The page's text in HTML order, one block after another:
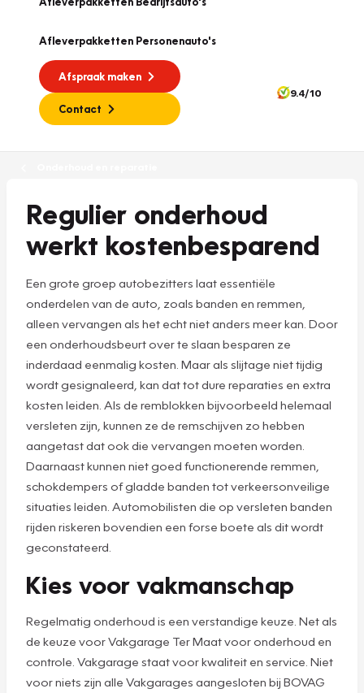
Afleverpakketten Personenauto's
Afspraak maken
Contact
9.4/10
Regulier onderhoud
werkt kostenbesparend
Een grote groep autobezitters laat essentiële
onderdelen van de auto, zoals banden en remmen,
alleen vervangen als het echt niet anders meer kan. Door
een onderhoudsbeurt over te slaan besparen ze
inderdaad eenmalig kosten. Maar als slijtage niet tijdig
wordt gesignaleerd, kan dat tot dure reparaties en extra
kosten leiden. Als de remblokken bijvoorbeeld helemaal
versleten zijn, kunnen ze de remschijven zo hebben
aangetast dat ook die vervangen moeten worden.
Daarnaast kunnen niet goed functionerende remmen,
schokdempers of gladde banden tot verkeersonveilige
situaties leiden. Automobilisten die op versleten banden
rijden riskeren bovendien een forse boete als dit wordt
geconstateerd.
Kies voor vakmanschap
Regelmatig onderhoud is een verstandige keuze. Net als
de keuze voor Vakgarage Ter Maat voor onderhoud en
controle. Vakgarage staat voor kwaliteit en service. Niet
voor niets zijn alle Vakgarages aangesloten bij BOVAG